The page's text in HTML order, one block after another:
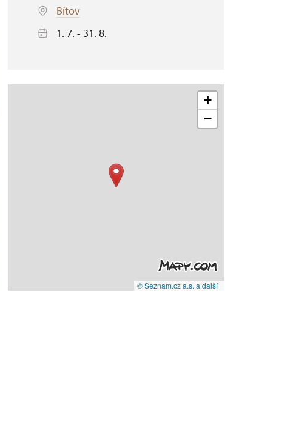
Bítov
1. 7. - 31. 8.
+
−
© Seznam.cz a.s. a další